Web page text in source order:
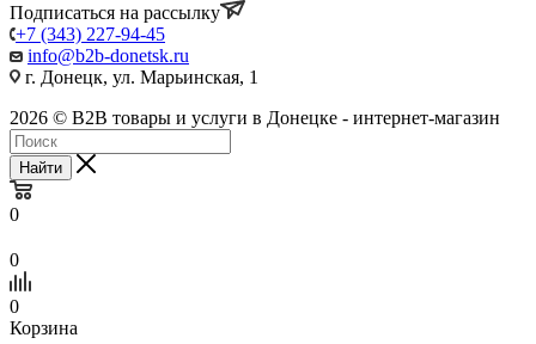
Подписаться на рассылку
+7 (343) 227-94-45
info@b2b-donetsk.ru
г. Донецк, ул. Марьинская, 1
2026 © B2B товары и услуги в Донецке - интернет-магазин
Найти
0
0
0
Корзина